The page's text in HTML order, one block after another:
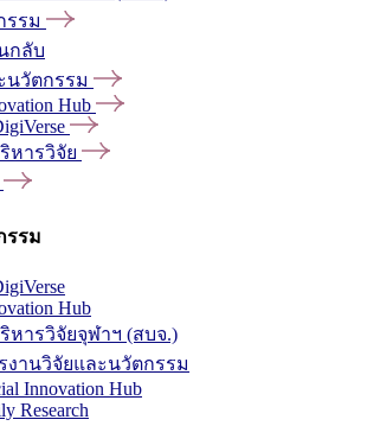
รรม
กลับ
นวัตกรรม
Hub
หารวิจัย
รรม
Hub
หารวิจัยจุฬาฯ (สบจ.)
งานวิจัยและนวัตกรรม
Innovation Hub
Research